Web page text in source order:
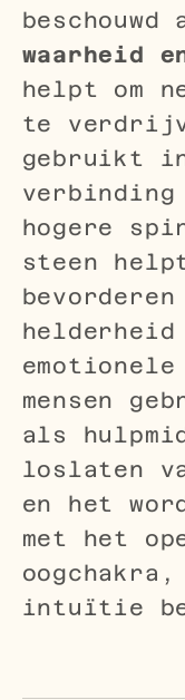
beschouwd
waarheid
helpt om
te
gebruikt
verbinding
hogere
steen
helderheid
mensen
als
loslaten
en het
met het
intuïtie